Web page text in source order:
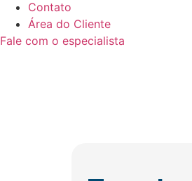
Contato
Área do Cliente
Fale com o especialista